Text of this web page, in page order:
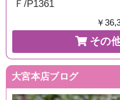
Ｆ/P1361
￥
その
大宮本店ブログ